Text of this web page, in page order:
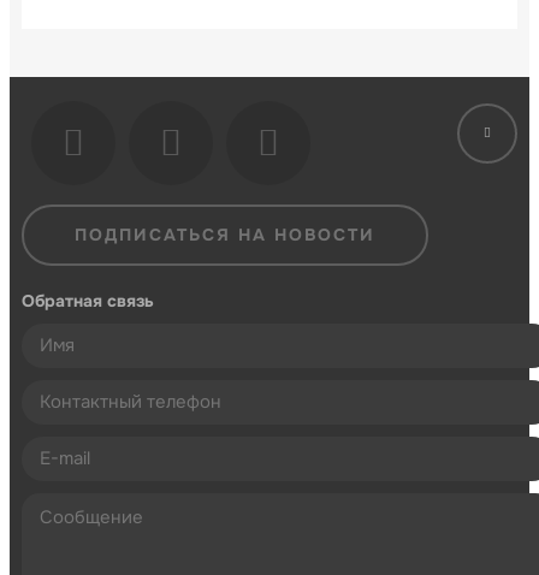
ПОДПИСАТЬСЯ НА НОВОСТИ
Обратная связь